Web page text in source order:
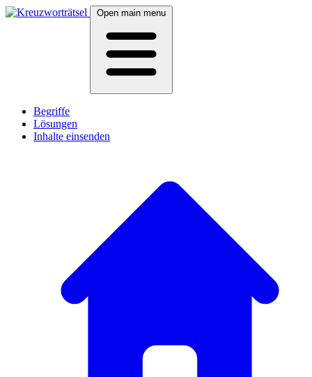
Open main menu
Begriffe
Lösungen
Inhalte einsenden